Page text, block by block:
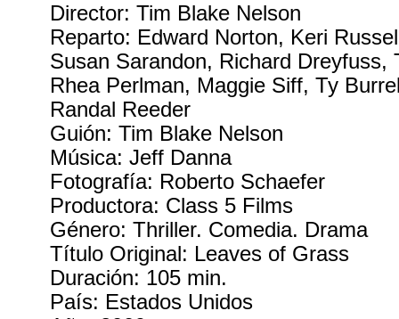
Director: Tim Blake Nelson
Reparto: Edward Norton, Keri
Susan Sarandon, Richard Dreyfuss,
Rhea Perlman, Maggie Siff, Ty
Randal Reeder
Guión: Tim Blake Nelson
Música: Jeff Danna
Fotografía: Roberto Schaefer
Productora: Class 5 Films
Género: Thriller. Comedia. Drama
Título Original: Leaves of Grass
Duración: 105 min.
País: Estados Unidos